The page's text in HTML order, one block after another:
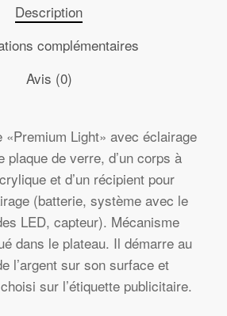
Description
complémentaires
Avis (0)
«Premium Light» avec éclairage
plaque de verre, d’un corps à
et d’un récipient pour
(batterie, système avec le
LED, capteur). Mécanisme
dans le plateau. Il démarre au
l’argent sur son surface et
sur l’étiquette publicitaire.